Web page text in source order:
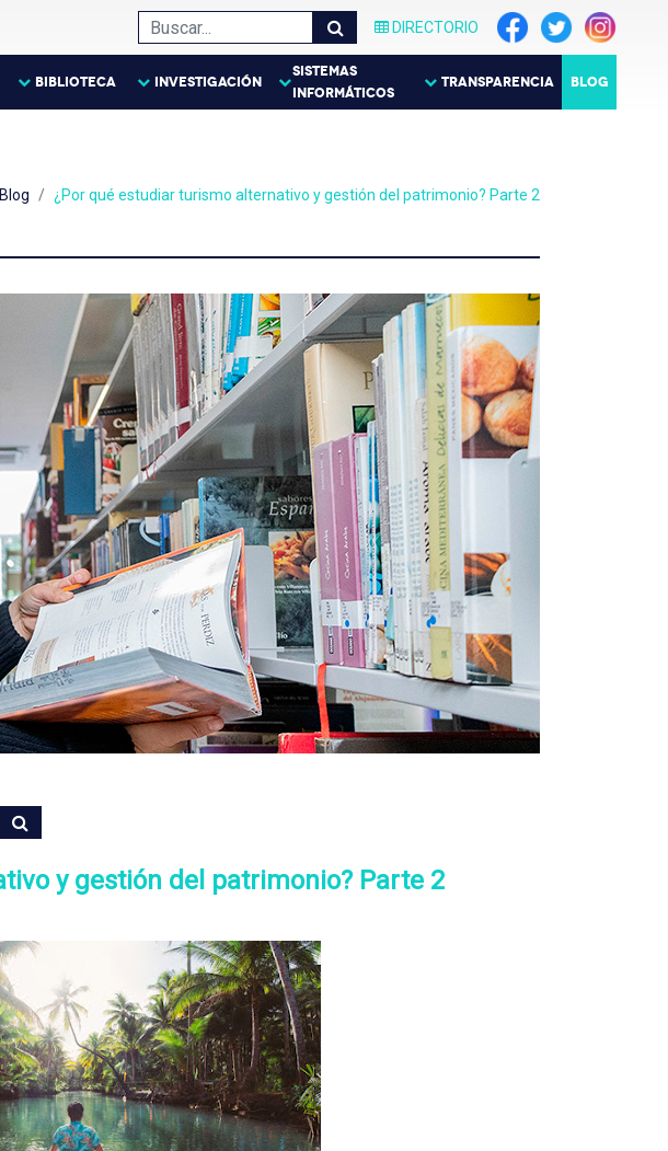
DIRECTORIO
BIBLIOTECA INVESTIGACIÓN
SISTEMAS
INFORMÁTICOS
TRANSPARENCIA BLOG
Blog ¿Por qué estudiar turismo alternativo y gestión del patrimonio? Parte 2
y gestión del patrimonio? Parte 2